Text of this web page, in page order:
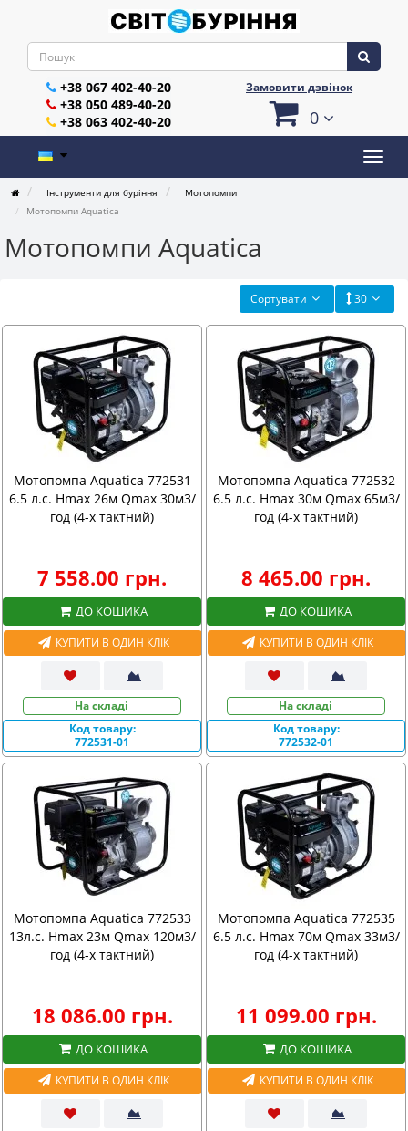
+38 067 402-40-20
+38 050 489-40-20
+38 063 402-40-20
Замовити дзвінок
0
Інструменти для буріння
Мотопомпи
Мотопомпи Aquatica
Мотопомпи Aquatica
Сортувати 30
Мотопомпа Aquatica 772531
6.5 л.с. Hmax 26м Qmax 30м3/
год (4-х тактний)
7 558.00 грн.
ДО КОШИКА
КУПИТИ В ОДИН КЛІК
На складі
Код товару:
772531-01
Мотопомпа Aquatica 772532
6.5 л.с. Hmax 30м Qmax 65м3/
год (4-х тактний)
8 465.00 грн.
ДО КОШИКА
КУПИТИ В ОДИН КЛІК
На складі
Код товару:
772532-01
Мотопомпа Aquatica 772533
13л.с. Hmax 23м Qmax 120м3/
год (4-х тактний)
18 086.00 грн.
ДО КОШИКА
КУПИТИ В ОДИН КЛІК
Мотопомпа Aquatica 772535
6.5 л.с. Hmax 70м Qmax 33м3/
год (4-х тактний)
11 099.00 грн.
ДО КОШИКА
КУПИТИ В ОДИН КЛІК